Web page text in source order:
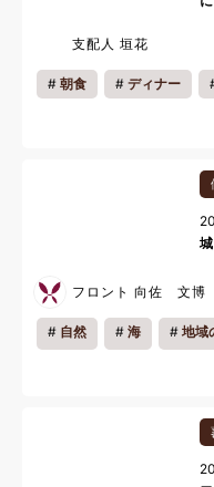
支配人 垣花
朝食 ディナー
フロント 向佐 文博
自然 海 地域